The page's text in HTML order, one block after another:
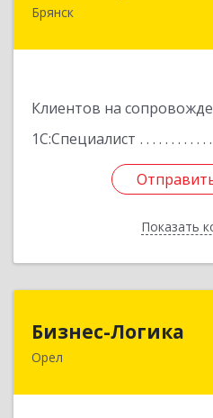
Брянск
Клиентов на
1С:Специалист
Показать
Бизнес-Логика
Орел
302028, Орловская обл,